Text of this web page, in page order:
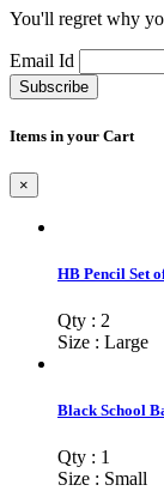
You'll regret why
Email Id
Subscribe
Items in your Cart
×
HB Pencil Set
Qty : 2
Size : Large
Black School
Qty : 1
Size : Small